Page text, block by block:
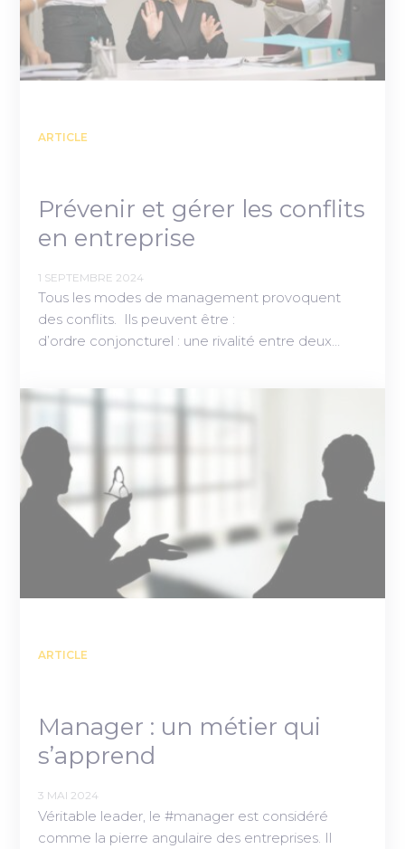
ARTICLE
Prévenir et gérer les conflits
en entreprise
1 SEPTEMBRE 2024
Tous les modes de management provoquent
des conflits. Ils peuvent être :
d’ordre conjoncturel : une rivalité entre deux…
ARTICLE
Manager : un métier qui
s’apprend
3 MAI 2024
Véritable leader, le #manager est considéré
comme la pierre angulaire des entreprises. Il